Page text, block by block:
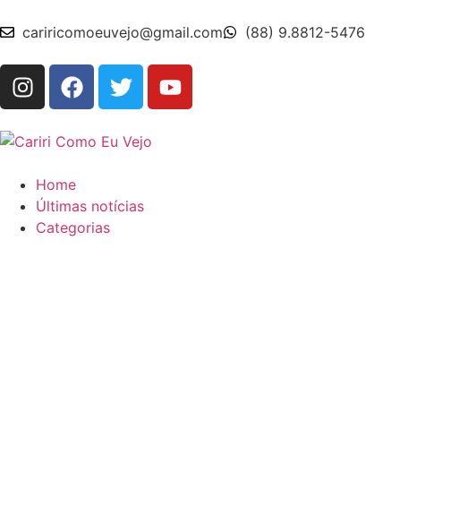
cariricomoeuvejo@gmail.com (88) 9.8812-5476
Home
Últimas notícias
Categorias